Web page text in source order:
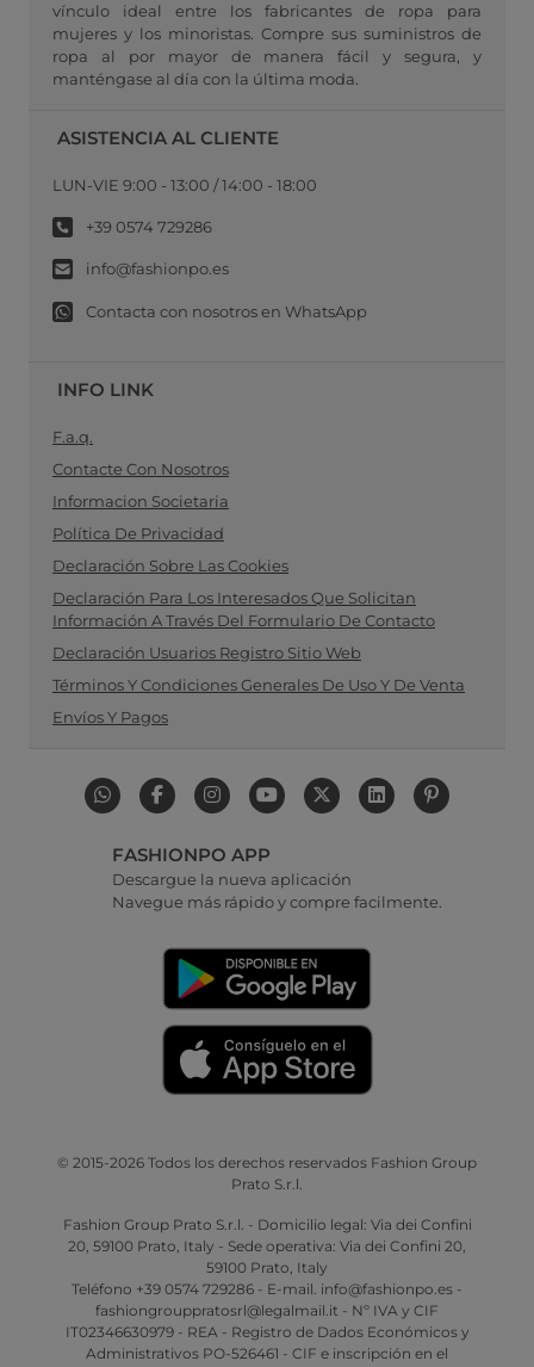
vínculo ideal entre los fabricantes de ropa para
mujeres y los minoristas. Compre sus suministros de
ropa al por mayor de manera fácil y segura, y
manténgase al día con la última moda.
ASISTENCIA AL CLIENTE
LUN-VIE 9:00 - 13:00 / 14:00 - 18:00
+39 0574 729286
info@fashionpo.es
Contacta con nosotros en WhatsApp
INFO LINK
F.a.q.
Contacte Con Nosotros
Informacion Societaria
Política De Privacidad
Declaración Sobre Las Cookies
Declaración Para Los Interesados Que Solicitan
Información A Través Del Formulario De Contacto
Declaración Usuarios Registro Sitio Web
Términos Y Condiciones Generales De Uso Y De Venta
Envíos Y Pagos
FASHIONPO APP
Descargue la nueva aplicación
Navegue más rápido y compre facilmente.
© 2015-2026 Todos los derechos reservados Fashion Group
Prato S.r.l.
Fashion Group Prato S.r.l. - Domicilio legal: Via dei Confini
20, 59100 Prato, Italy - Sede operativa: Via dei Confini 20,
59100 Prato, Italy
Teléfono +39 0574 729286 - E-mail. info@fashionpo.es -
fashiongrouppratosrl@legalmail.it - Nº IVA y CIF
IT02346630979 - REA - Registro de Dados Económicos y
Administrativos PO-526461 - CIF e inscripción en el